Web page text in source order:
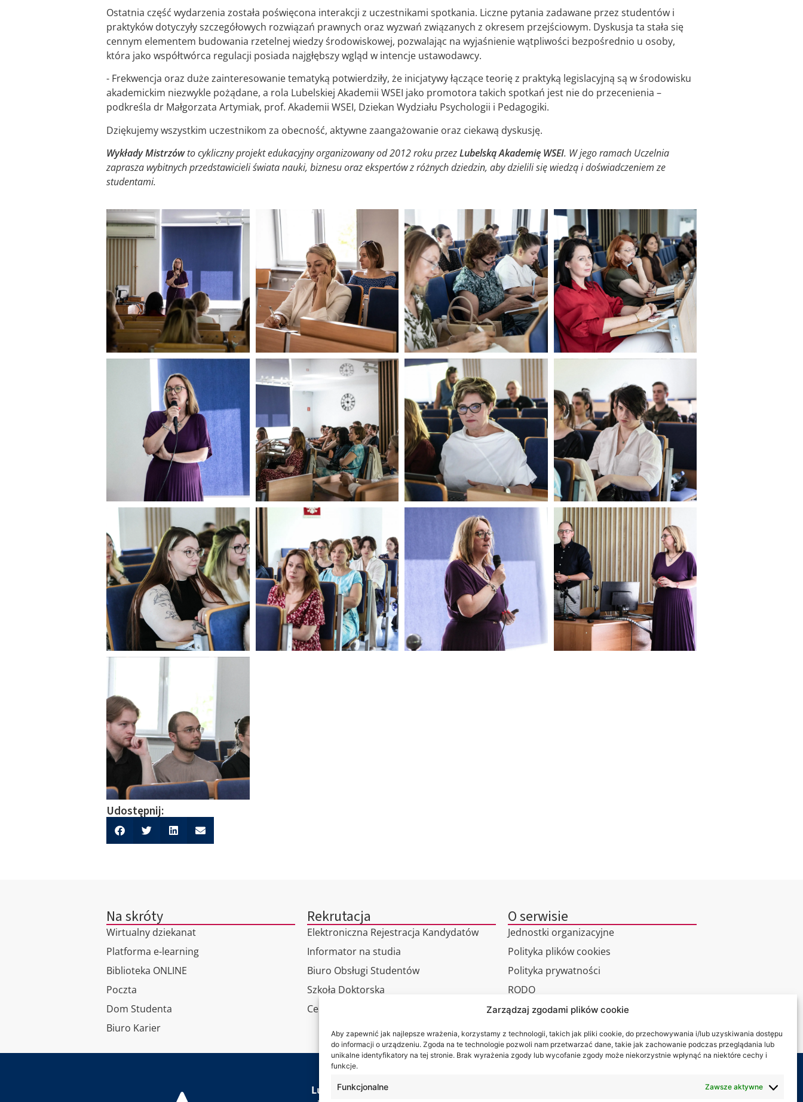
Zarządzaj zgodami plików cookie
Aby zapewnić jak najlepsze wrażenia, korzystamy z technologii, takich jak pliki cookie, do przechowywania i/lub uzyskiwania dostępu
do informacji o urządzeniu. Zgoda na te technologie pozwoli nam przetwarzać dane, takie jak zachowanie podczas przeglądania lub
unikalne identyfikatory na tej stronie. Brak wyrażenia zgody lub wycofanie zgody może niekorzystnie wpłynąć na niektóre cechy i
funkcje.
Funkcjonalne Zawsze aktywne
Ostatnia część wydarzenia została poświęcona interakcji z uczestnikami spotkania. Liczne pytania zadawane przez studentów i
praktyków dotyczyły szczegółowych rozwiązań prawnych oraz wyzwań związanych z okresem przejściowym. Dyskusja ta stała się
cennym elementem budowania rzetelnej wiedzy środowiskowej, pozwalając na wyjaśnienie wątpliwości bezpośrednio u osoby,
która jako współtwórca regulacji posiada najgłębszy wgląd w intencje ustawodawcy.
- Frekwencja oraz duże zainteresowanie tematyką potwierdziły, że inicjatywy łączące teorię z praktyką legislacyjną są w środowisku
akademickim niezwykle pożądane, a rola Lubelskiej Akademii WSEI jako promotora takich spotkań jest nie do przecenienia –
podkreśla dr Małgorzata Artymiak, prof. Akademii WSEI, Dziekan Wydziału Psychologii i Pedagogiki.
Dziękujemy wszystkim uczestnikom za obecność, aktywne zaangażowanie oraz ciekawą dyskusję.
Wykłady Mistrzówto cykliczny projekt edukacyjny organizowany od 2012 roku przezLubelską Akademię WSEI. W jego ramach Uczelnia
zaprasza wybitnych przedstawicieli świata nauki, biznesu oraz ekspertów z różnych dziedzin, aby dzielili się wiedzą i doświadczeniem ze
studentami.
Udostępnij:
Na skróty
Wirtualny dziekanat
Platforma e-learning
Biblioteka ONLINE
Poczta
Dom Studenta
Biuro Karier
Rekrutacja
Elektroniczna Rejestracja Kandydatów
Informator na studia
Biuro Obsługi Studentów
Szkoła Doktorska
Centrum Studiów Podyplomowych
O serwisie
Jednostki organizacyjne
Polityka plików cookies
Polityka prywatności
RODO
Wirtualny spacer
Kontakt
Lubelska Akademia WSEI